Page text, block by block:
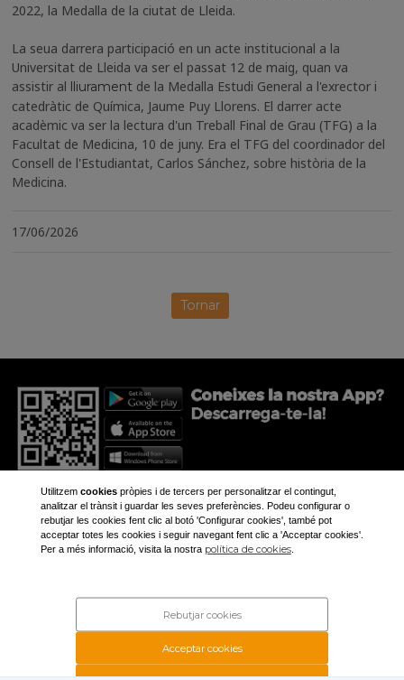
2022, la Medalla de la ciutat de Lleida.
La seua darrera participació en un acte institucional a la
Universitat de Lleida va ser el passat 12 de maig, quan va
assistir al lliurament de la Medalla Estudi General a l'exrector i
catedràtic de Química, Jaume Puy Llorens. El darrer acte
acadèmic va ser la lectura d'un Treball Final de Grau (TFG) a la
Facultat de Medicina, 10 de juny. Era el TFG del coordinador del
Consell de l'Estudiantat, Carlos Sánchez, sobre història de la
Medicina.
17/06/2026
Tornar
+34 973 281 473
Utilitzem cookiespròpies i de tercers per personalitzar el contingut,
analitzar el trànsit i guardar les seves preferències. Podeu configurar o
rebutjar les cookies fent clic al botó 'Configurar cookies', també pot
acceptar totes les cookies i seguir navegant fent clic a 'Acceptar cookies'.
Per a més informació, visita la nostra política de cookies.
Acceptar cookies
Rebutjar cookies